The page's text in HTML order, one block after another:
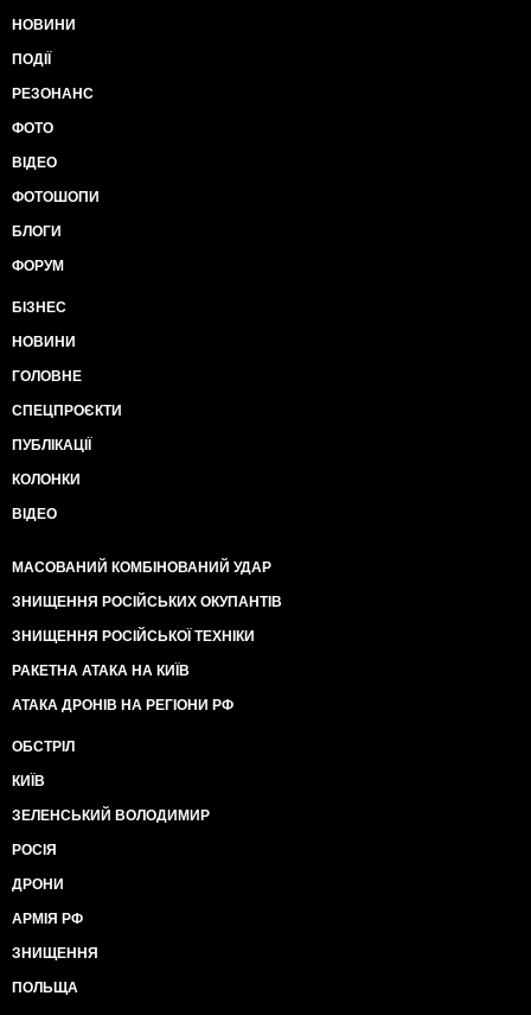
НОВИНИ
ПОДІЇ
РЕЗОНАНС
ФОТО
ВІДЕО
ФОТОШОПИ
БЛОГИ
ФОРУМ
БІЗНЕС
НОВИНИ
ГОЛОВНЕ
СПЕЦПРОЄКТИ
ПУБЛІКАЦІЇ
КОЛОНКИ
ВІДЕО
МАСОВАНИЙ КОМБІНОВАНИЙ УДАР
ЗНИЩЕННЯ РОСІЙСЬКИХ ОКУПАНТІВ
ЗНИЩЕННЯ РОСІЙСЬКОЇ ТЕХНІКИ
РАКЕТНА АТАКА НА КИЇВ
АТАКА ДРОНІВ НА РЕГІОНИ РФ
ОБСТРІЛ
КИЇВ
ЗЕЛЕНСЬКИЙ ВОЛОДИМИР
РОСІЯ
ДРОНИ
АРМІЯ РФ
ЗНИЩЕННЯ
ПОЛЬЩА